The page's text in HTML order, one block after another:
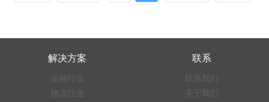
解决方案
金融行业
物流行业
联系
联系我们
关于我们